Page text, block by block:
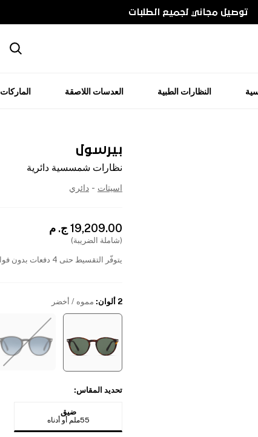
توصيل مجاني لجميع الطلبات
النظارات الطبية العدسات اللاصقة الماركات
بيرسول
نظارات شمسسية دائرية
اسيتات - دائري
19,209.00 ج. م
(شاملة الضريبة)
يتوفّر التقسيط حتى 4 دفعات بدون فوائد
2 ألوان : مموه / أخضر
تحديد المقاس:
ضيق
55ملم أو أدناه